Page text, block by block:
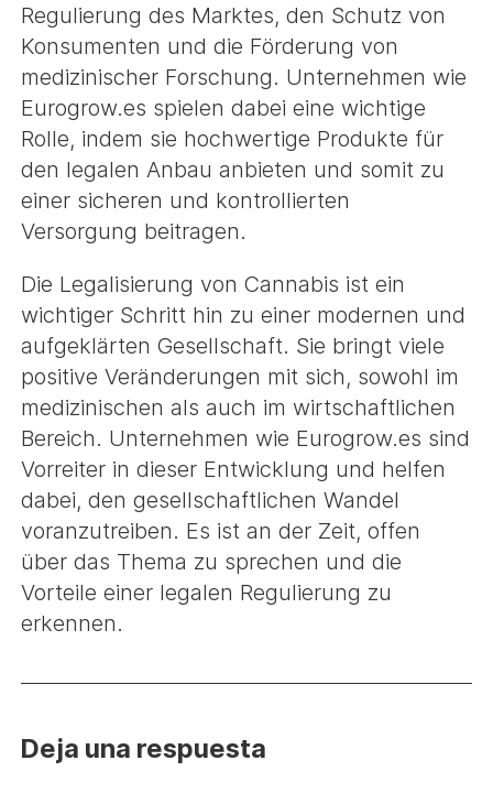
Regulierung des Marktes, den Schutz von
Konsumenten und die Förderung von
medizinischer Forschung. Unternehmen wie
Eurogrow.es spielen dabei eine wichtige
Rolle, indem sie hochwertige Produkte für
den legalen Anbau anbieten und somit zu
einer sicheren und kontrollierten
Versorgung beitragen.
Die Legalisierung von Cannabis ist ein
wichtiger Schritt hin zu einer modernen und
aufgeklärten Gesellschaft. Sie bringt viele
positive Veränderungen mit sich, sowohl im
medizinischen als auch im wirtschaftlichen
Bereich. Unternehmen wie Eurogrow.es sind
Vorreiter in dieser Entwicklung und helfen
dabei, den gesellschaftlichen Wandel
voranzutreiben. Es ist an der Zeit, offen
über das Thema zu sprechen und die
Vorteile einer legalen Regulierung zu
erkennen.
Deja una respuesta